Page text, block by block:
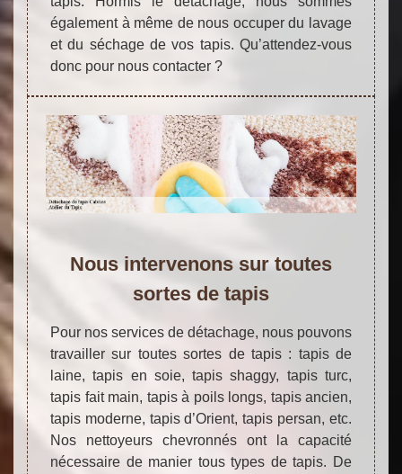
également à même de nous occuper du lavage
et du séchage de vos tapis. Qu’attendez-vous
donc pour nous contacter ?
Nous intervenons sur toutes
sortes de tapis
Pour nos services de détachage, nous pouvons
travailler sur toutes sortes de tapis : tapis de
laine, tapis en soie, tapis shaggy, tapis turc,
tapis fait main, tapis à poils longs, tapis ancien,
tapis moderne, tapis d’Orient, tapis persan, etc.
Nos nettoyeurs chevronnés ont la capacité
nécessaire de manier tous types de tapis. De